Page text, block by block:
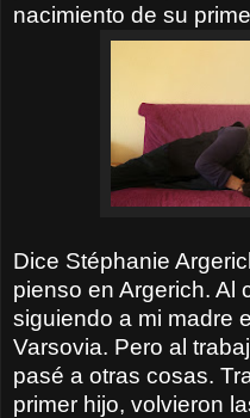
nacimiento de su
Dice Stéphanie
pienso en Argerich. Al
siguiendo a mi madre
Varsovia. Pero al
pasé a otras cosas.
primer hijo, volvieron